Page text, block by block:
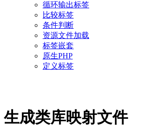
循环输出标签
比较标签
条件判断
资源文件加载
标签嵌套
原生PHP
定义标签
生成类库映射文件